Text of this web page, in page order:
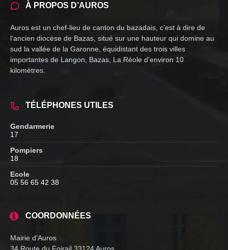
À PROPOS D’AUROS
Auros est un chef-lieu de canton du bazadais, c’est à dire de
l’ancien diocèse de Bazas, situé sur une hauteur qui domine au
sud la vallée de la Garonne, équidistant des trois villes
importantes de Langon, Bazas, La Réole d’environ 10
kilomètres.
TÉLÉPHONES UTILES
Gendarmerie
17
Pompiers
18
Ecole
05 56 65 42 38
COORDONNÉES
Mairie d’Auros
34 Route du Foirail 33124 Auros